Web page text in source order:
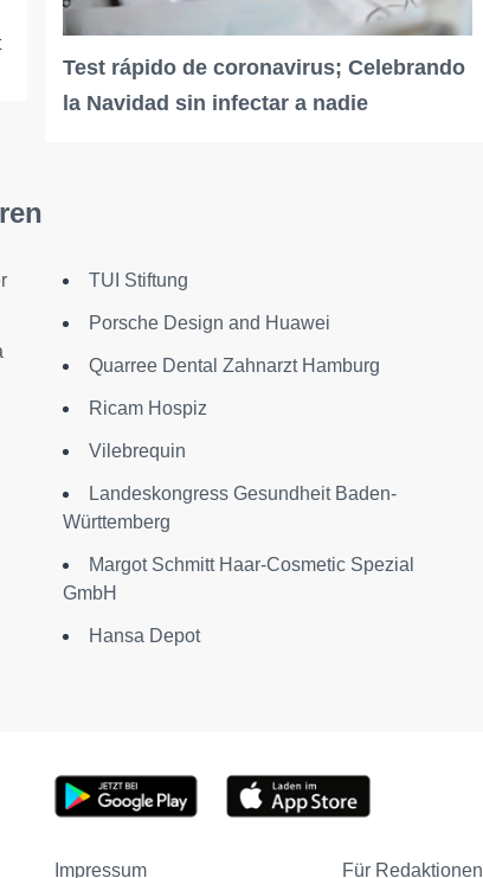
Test rápido de coronavirus; Celebrando
la Navidad sin infectar a nadie
TUI Stiftung
Porsche Design and Huawei
Quarree Dental Zahnarzt Hamburg
Ricam Hospiz
Vilebrequin
Landeskongress Gesundheit Baden-
Württemberg
Margot Schmitt Haar-Cosmetic Spezial
GmbH
Hansa Depot
Impressum Für Redaktionen